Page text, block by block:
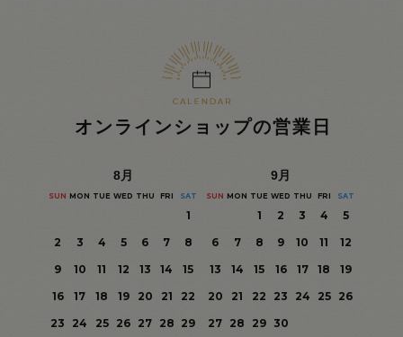
オンラインショップの営業日
8月
SUN MON TUE WED THU FRI SAT
1
2
3 4 5 6 7
8
9
10 11 12 13 14
15
16
17 18 19 20 21
22
23
24 25 26 27 28 29
9月
SUN MON TUE WED THU FRI SAT
1 2 3 4
5
6
7 8 9 10 11
12
13
14 15 16 17 18
19
20
21 22 23 24 25
26
27 28 29 30